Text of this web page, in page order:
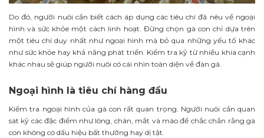
Do đó, người nuôi cần biết cách áp dụng các tiêu chí đã nêu về ngoại
hình và sức khỏe một cách linh hoạt. Đừng chọn gà con chỉ dựa trên
một tiêu chí duy nhất như ngoại hình mà bỏ qua những yếu tố khác
như sức khỏe hay khả năng phát triển. Kiểm tra kỹ từ nhiều khía cạnh
khác nhau sẽ giúp người nuôi có cái nhìn toàn diện về đàn gà.
Ngoại hình là tiêu chí hàng đầu
Kiểm tra ngoại hình của gà con rất quan trọng. Người nuôi cần quan
sát kỹ các đặc điểm như lông, chân, mắt và mào để chắc chắn rằng gà
con không có dấu hiệu bất thường hay dị tật.